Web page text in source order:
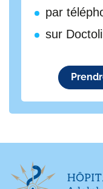
par
sur